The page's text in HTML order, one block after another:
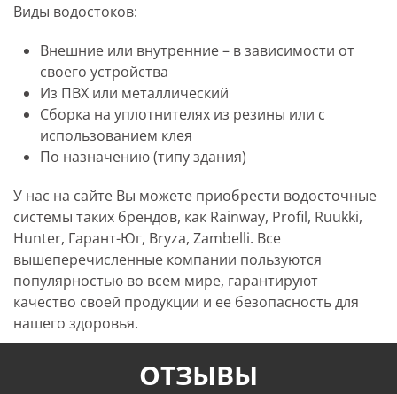
Виды водостоков:
Внешние или внутренние – в зависимости от
своего устройства
Из ПВХ или металлический
Сборка на уплотнителях из резины или с
использованием клея
По назначению (типу здания)
У нас на сайте Вы можете приобрести водосточные
системы таких брендов, как Rainway, Profil, Ruukki,
Hunter, Гарант-Юг, Bryza, Zambelli. Все
вышеперечисленные компании пользуются
популярностью во всем мире, гарантируют
качество своей продукции и ее безопасность для
нашего здоровья.
ОТЗЫВЫ